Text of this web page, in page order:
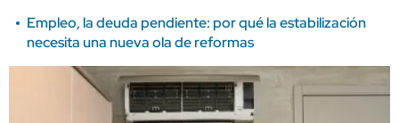
Empleo, la deuda pendiente: por qué la estabilización
necesita una nueva ola de reformas